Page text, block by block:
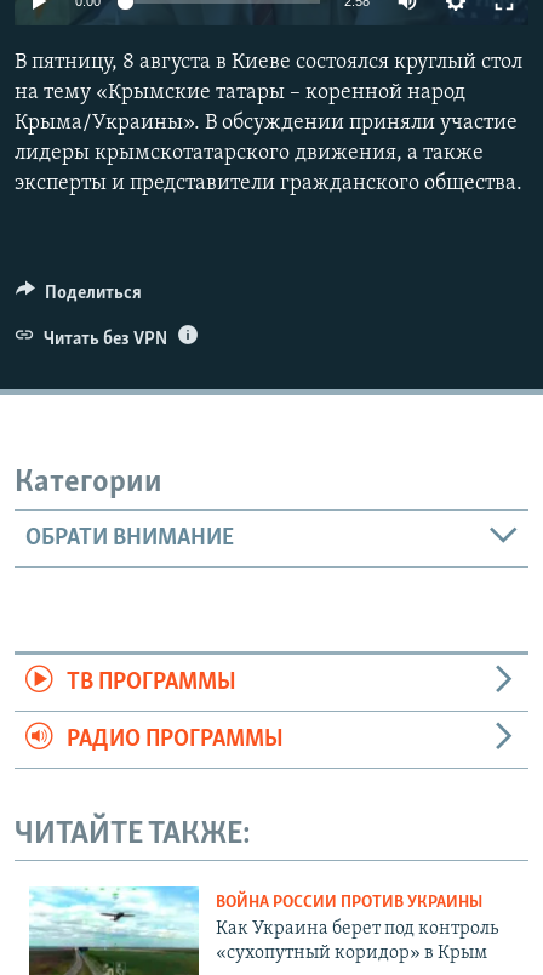
ПОБЕДИТЕЛЕЙ НЕ СУДЯТ?
КРЫМ.НЕПОКОРЕННЫЙ
ELIFBE
УКРАИНСКАЯ ПРОБЛЕМА КРЫМА
ПРИСОЕДИНЯЙТЕСЬ!
Все сайты RFE/RL
В пятницу, 8 августа в Киеве состоялся круглый стол
на тему «Крымские татары – коренной народ
Крыма/Украины». В обсуждении приняли участие
лидеры крымскотатарского движения, а также
эксперты и представители гражданского общества.
Поделиться
Читать без VPN
Категории
ОБРАТИ ВНИМАНИЕ
ТВ ПРОГРАММЫ
РАДИО ПРОГРАММЫ
ЧИТАЙТЕ ТАКЖЕ:
ВОЙНА РОССИИ ПРОТИВ УКРАИНЫ
Как Украина берет под контроль
«сухопутный коридор» в Крым